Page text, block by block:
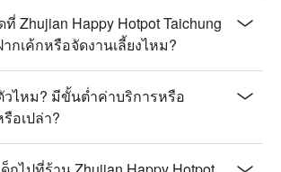
Zhujian Happy Hotpot Taichung
กเค้กหรือจัดงานเลี้ยงไหม?
ไหม? มีขั้นต่ำค่าบริการหรือ
อเปล่า?